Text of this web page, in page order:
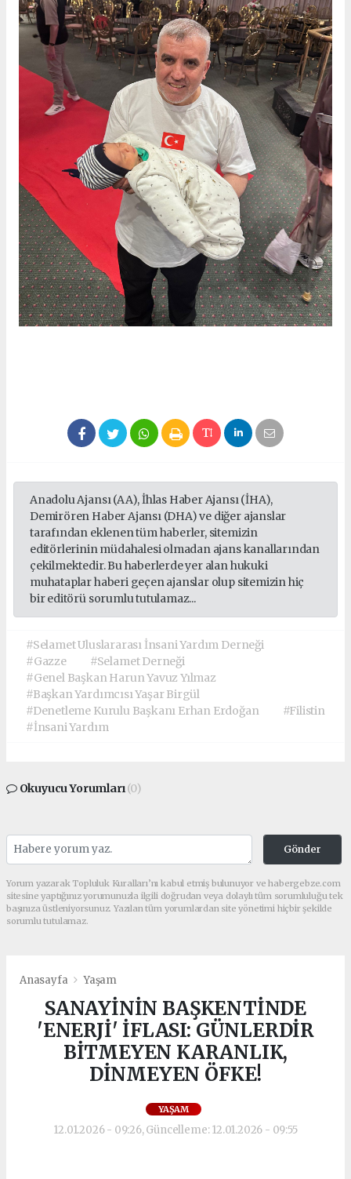
Anadolu Ajansı (AA), İhlas Haber Ajansı (İHA),
Demirören Haber Ajansı (DHA) ve diğer ajanslar
tarafından eklenen tüm haberler, sitemizin
editörlerinin müdahalesi olmadan ajans kanallarından
çekilmektedir. Bu haberlerde yer alan hukuki
muhataplar haberi geçen ajanslar olup sitemizin hiç
bir editörü sorumlu tutulamaz...
#Selamet Uluslararası İnsani Yardım Derneği
#Gazze
#Selamet Derneği
#Genel Başkan Harun Yavuz Yılmaz
#Başkan Yardımcısı Yaşar Birgül
#Denetleme Kurulu Başkanı Erhan Erdoğan
#Filistin
#İnsani Yardım
Okuyucu Yorumları(0)
Gönder
Yorum yazarak Topluluk Kuralları’nı kabul etmiş bulunuyor ve habergebze.com
sitesine yaptığınız yorumunuzla ilgili doğrudan veya dolaylı tüm sorumluluğu tek
başınıza üstleniyorsunuz. Yazılan tüm yorumlardan site yönetimi hiçbir şekilde
sorumlu tutulamaz.
Anasayfa Yaşam
SANAYİNİN BAŞKENTİNDE
'ENERJİ' İFLASI: GÜNLERDİR
BİTMEYEN KARANLIK,
DİNMEYEN ÖFKE!
YAŞAM
12.01.2026 - 09:26, Güncelleme: 12.01.2026 - 09:55